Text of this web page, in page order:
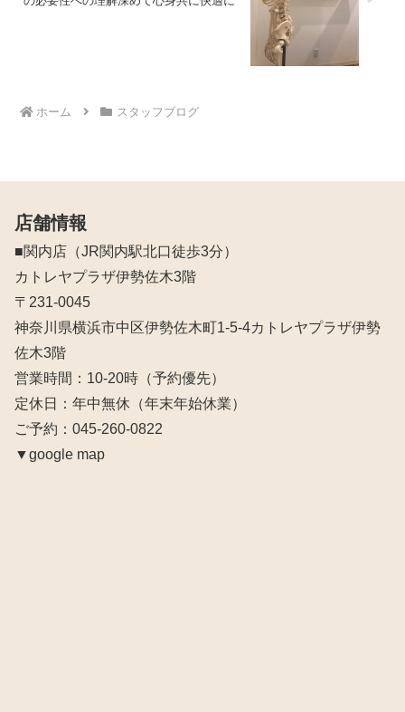
ホーム スタッフブログ
店舗情報
■関内店（JR関内駅北口徒歩3分）
カトレヤプラザ伊勢佐木3階
〒231-0045
神奈川県横浜市中区伊勢佐木町1-5-4カトレヤプラザ伊勢
佐木3階
営業時間：10‐20時（予約優先）
定休日：年中無休（年末年始休業）
ご予約：045-260-0822
▼google map